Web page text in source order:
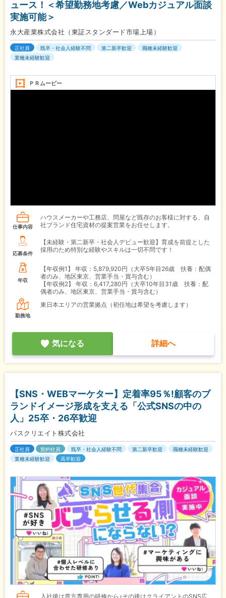
ュース！＜希望勤務地考慮／Webカジュアル面談
実施可能＞
永大産業株式会社（東証スタンダード市場上場）
正社員 既卒・社会人経験不問 第二新卒歓迎
職種未経験歓迎
業種未経験歓迎
ＰＲムービー
仕事内容
ハウスメーカーや工務店、問屋など既存のお客様に対する、自
社ブランド住宅資材の提案営業をお任せします。
応募条件
【未経験・第二新卒・社会人デビュー歓迎】育成を前提とした
採用のため特別な経験やスキルは一切不問です！
年収
【年収例1】
年収：5,879,920円（大卒5年目26歳 扶養：配偶
者のみ、地区東京、営業手当・賞与含む）
【年収例2】
年収：6,417,280円（大卒10年目31歳 扶養：配
偶者のみ、地区東京、営業手当・賞与含む）
勤務地
東日本エリアの営業拠点（初任地は希望を考慮します）
気になる 詳細へ
【SNS・WEBマーケター】定着率95％!顧客のブ
ランドイメージ形成を支える「公式SNSの中の
人」25卒・26卒歓迎
パスクリエイト株式会社
正社員 契約社員 既卒・社会人経験不問 第二新卒歓迎
職種未経験歓迎
業種未経験歓迎
高卒歓迎
入社後は貴方専用の研修から♪その後はクライアントのSNS広